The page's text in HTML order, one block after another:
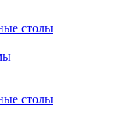
столы
столы